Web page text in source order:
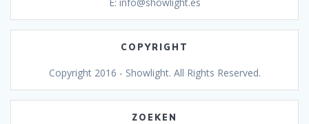
COPYRIGHT
Copyright 2016 - Showlight. All Rights Reserved.
ZOEKEN